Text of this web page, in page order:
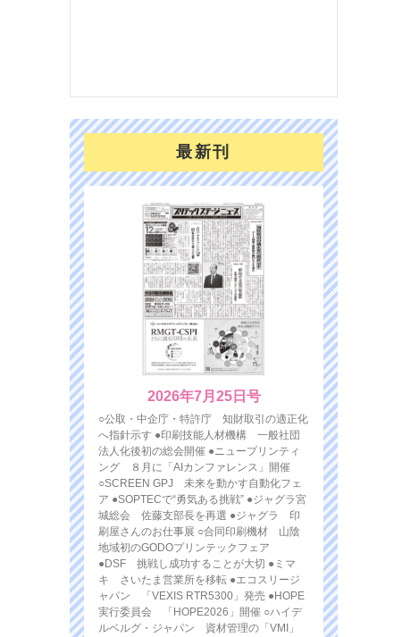
最新刊
2026年7月25日号
○公取・中企庁・特許庁 知財取引の適正化
へ指針示す ●印刷技能人材機構 一般社団
法人化後初の総会開催 ●ニュープリンティ
ング ８月に「AIカンファレンス」開催
○SCREEN GPJ 未来を動かす自動化フェ
ア ●SOPTECで“勇気ある挑戦” ●ジャグラ宮
城総会 佐藤支部長を再選 ●ジャグラ 印
刷屋さんのお仕事展 ○合同印刷機材 山陰
地域初のGODOプリンテックフェア
●DSF 挑戦し成功することが大切 ●ミマ
キ さいたま営業所を移転 ●エコスリージ
ャパン 「VEXIS RTR5300」発売 ●HOPE
実行委員会 「HOPE2026」開催 ○ハイデ
ルベルグ・ジャパン 資材管理の「VMI」